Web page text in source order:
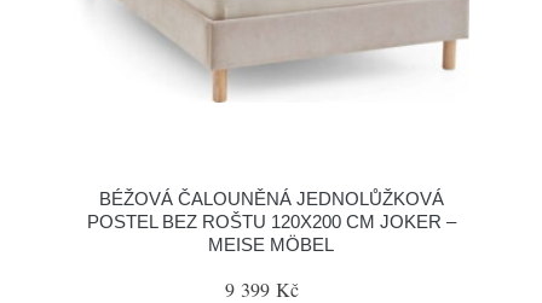
BÉŽOVÁ ČALOUNĚNÁ JEDNOLŮŽKOVÁ
POSTEL BEZ ROŠTU 120X200 CM JOKER –
MEISE MÖBEL
9 399 Kč